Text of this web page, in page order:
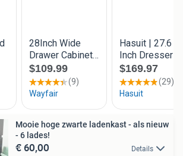
Mooie hoge zwarte ladenkast - als nieuw
- 6 lades!
€ 60,00 Details